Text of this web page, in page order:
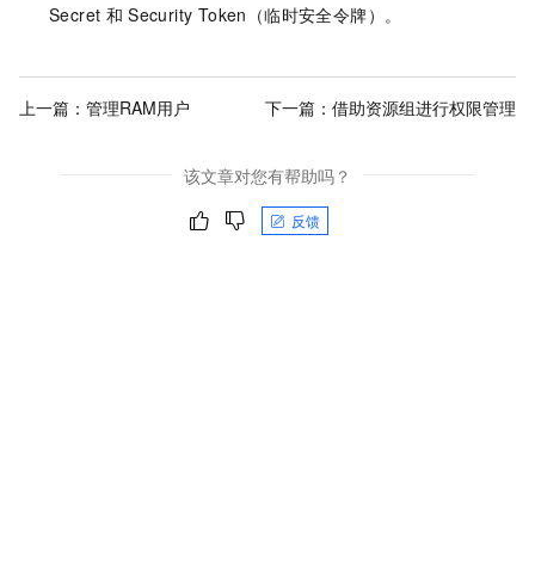
Secret 和 Security Token（临时安全令牌）。
上一篇： 管理RAM用户 下一篇： 借助资源组进行权限管理
该文章对您有帮助吗？
反馈